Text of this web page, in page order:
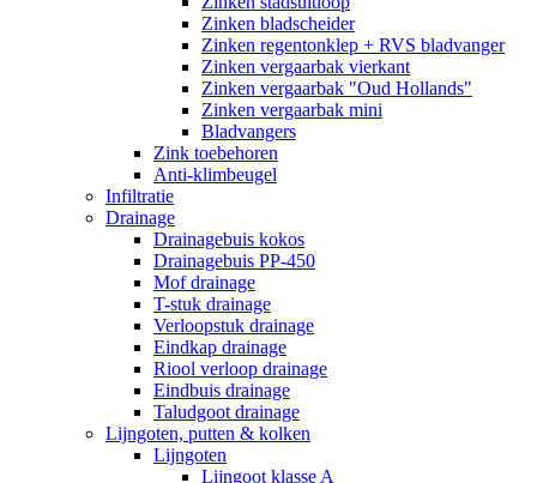
Zinken bladscheider
Zinken regentonklep + RVS bladvanger
Zinken vergaarbak vierkant
Zinken vergaarbak "Oud Hollands"
Zinken vergaarbak mini
Bladvangers
Zink toebehoren
Anti-klimbeugel
Infiltratie
Drainage
Drainagebuis kokos
Drainagebuis PP-450
Mof drainage
T-stuk drainage
Verloopstuk drainage
Eindkap drainage
Riool verloop drainage
Eindbuis drainage
Taludgoot drainage
Lijngoten, putten & kolken
Lijngoten
Lijngoot klasse A